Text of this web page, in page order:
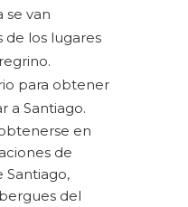
se van
de los lugares
para obtener
a Santiago.
en
de
Santiago,
del